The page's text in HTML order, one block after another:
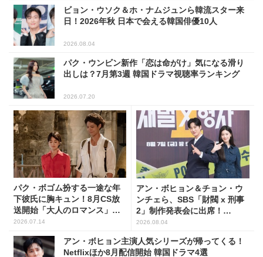
ビョン・ウソク＆ホ・ナムジュンら韓流スター来
日！2026年秋 日本で会える韓国俳優10人
2026.08.04
パク・ウンビン新作「恋は命がけ」気になる滑り
出しは？7月第3週 韓国ドラマ視聴率ランキング
2026.07.20
パク・ボゴム扮する一途な年
下彼氏に胸キュン！8月CS放
送開始「大人のロマンス」韓
ドラ6選
2026.07.14
アン・ボヒョン＆チョン・ウ
ンチェら、SBS「財閥 x 刑事
2」制作発表会に出席！
(PHOTO7枚)
2026.08.04
アン・ボヒョン主演人気シリーズが帰ってくる！
Netflixほか8月配信開始 韓国ドラマ4選